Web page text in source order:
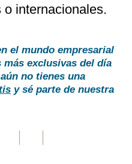
internacionales.
el mundo empresarial
exclusivas del día
no tienes una
y sé parte de nuestra